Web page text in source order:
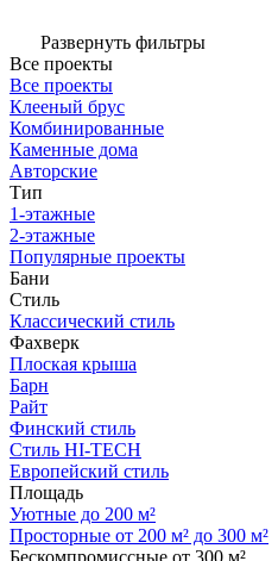
Развернуть фильтры
Все проекты
Все проекты
Клееный брус
Комбинированные
Каменные дома
Авторские
Тип
1-этажные
2-этажные
Популярные проекты
Бани
Стиль
Классический стиль
Фахверк
Плоская крыша
Барн
Райт
Финский стиль
Стиль HI-TECH
Европейский стиль
Площадь
Уютные до 200 м²
Просторные от 200 м² до 300 м²